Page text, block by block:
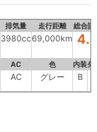
排気量 走行距離 総合評
3980cc69,000km
AC 色 内装外
AC グレー B